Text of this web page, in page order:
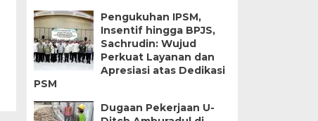
Pengukuhan IPSM,
Insentif hingga BPJS,
Sachrudin: Wujud
Perkuat Layanan dan
Apresiasi atas Dedikasi
PSM
Dugaan Pekerjaan U-